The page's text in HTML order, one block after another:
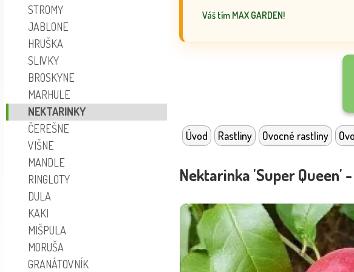
STROMY
JABLONE
HRUŠKA
SLIVKY
BROSKYNE
MARHULE
NEKTARINKY
ČEREŠNE
VIŠNE
MANDLE
RINGLOTY
DULA
KAKI
MIŠPULA
MORUŠA
GRANÁTOVNÍK
Váš tím MAX GARDEN!
Úvod Rastliny Ovocné rastliny
Nektarinka 'Super Queen'